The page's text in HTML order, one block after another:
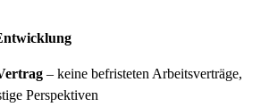
– keine befristeten Arbeitsverträge,
Perspektiven